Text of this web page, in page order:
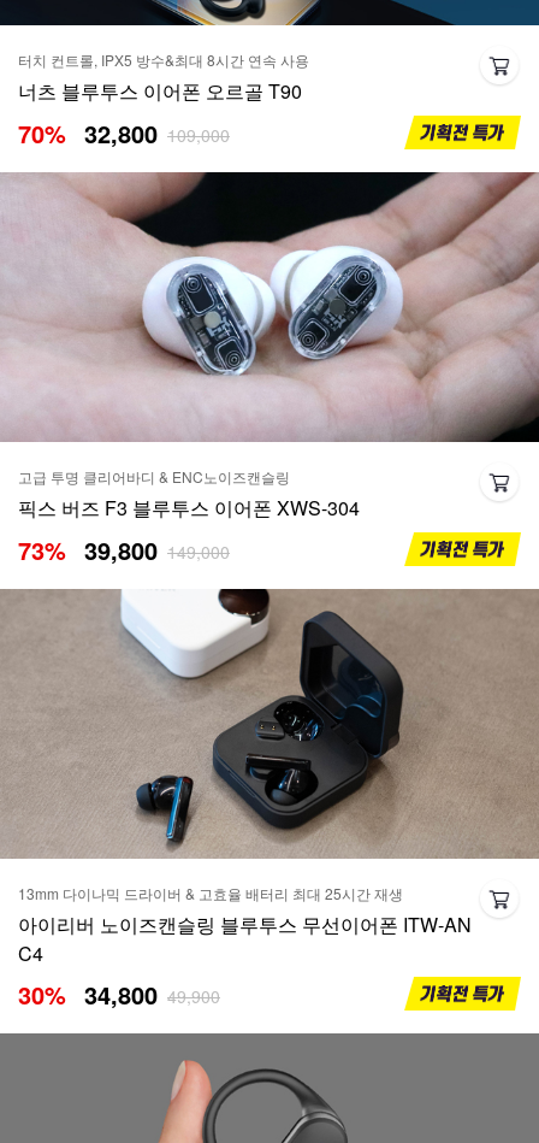
터치 컨트롤, IPX5 방수&최대 8시간 연속 사용
너츠 블루투스 이어폰 오르골 T90
70% 32,800 109,000
고급 투명 클리어바디 & ENC노이즈캔슬링
픽스 버즈 F3 블루투스 이어폰 XWS-304
73% 39,800 149,000
13mm 다이나믹 드라이버 & 고효율 배터리 최대 25시간 재생
아이리버 노이즈캔슬링 블루투스 무선이어폰 ITW-AN
C4
30% 34,800 49,900